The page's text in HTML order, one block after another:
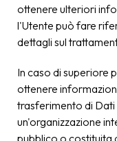
ottenere ulteriori
l'Utente può fare
dettagli sul
In caso di superiore
ottenere
trasferimento di Dati
un'organizzazione
pubblico o costituita